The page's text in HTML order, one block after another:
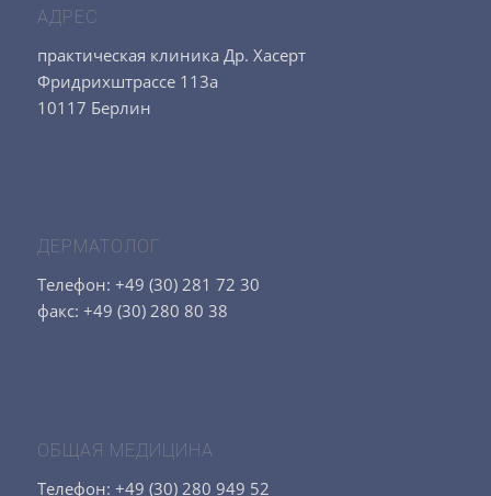
АДРЕС
практическая клиника Др. Хасерт
Фридрихштрассе 113а
10117 Берлин
ДЕРМАТОЛОГ
Телефон: +49 (30) 281 72 30
факс: +49 (30) 280 80 38
ОБЩАЯ МЕДИЦИНА
Телефон: +49 (30) 280 949 52